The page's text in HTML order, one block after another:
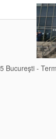
Bucureşti -